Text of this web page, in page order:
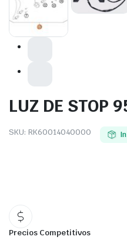
LUZ DE STOP
SKU: RK60014040000
Precios Competitivos